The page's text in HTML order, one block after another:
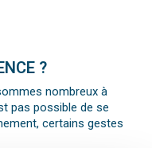
?
nombreux à
pas possible de se
certains gestes